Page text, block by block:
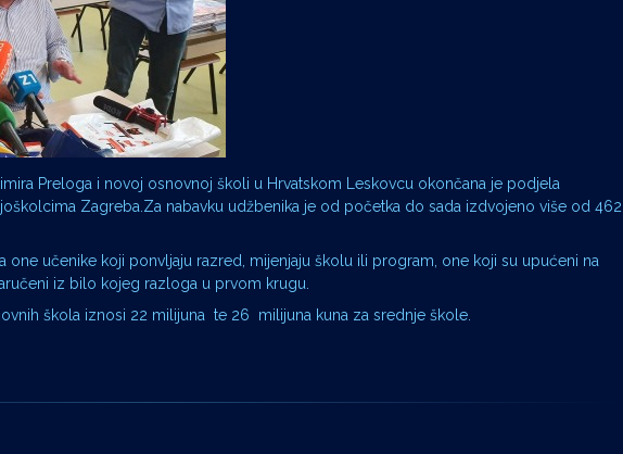
Preloga i novoj osnovnoj školi u Hrvatskom Leskovcu okončana je podjela
Zagreba.Za nabavku udžbenika je od početka do sada izdvojeno više od 462
učenike koji ponvljaju razred, mijenjaju školu ili program, one koji su upućeni na
iz bilo kojeg razloga u prvom krugu.
škola iznosi 22 milijuna te 26 milijuna kuna za srednje škole.